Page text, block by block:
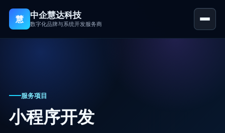
慧 中企慧达科技
数字化品牌与系统开发服务商
小程序开发
APP 开发 (iOS / 安卓 / 鸿蒙)
服务项目
小程序开发